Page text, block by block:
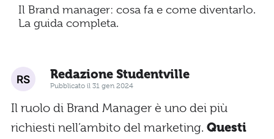
Il Brand manager: cosa fa e come diventarlo.
La guida completa.
Redazione Studentville
Pubblicato il 31 gen 2024
Il ruolo di Brand Manager è uno dei più
richiesti nell’ambito del marketing. Questi